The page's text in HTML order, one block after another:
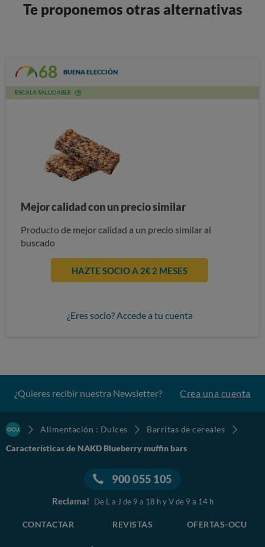
Te proponemos otras alternativas
68 BUENA ELECCIÓN
ESCALA SALUDABLE
Mejor calidad con un precio similar
Producto de mejor calidad a un precio similar al
buscado
HAZTE SOCIO A 2€ 2 MESES
¿Eres socio? Accede a tu cuenta
¿Quieres recibir nuestra Newsletter? Crea una cuenta
Alimentación : Dulces
Barritas de cereales
Características de NAKD Blueberry muffin bars
900 055 105
Reclama! De L a J de 9 a 18 h y V de 9 a 14 h
CONTACTAR REVISTAS OFERTAS-OCU